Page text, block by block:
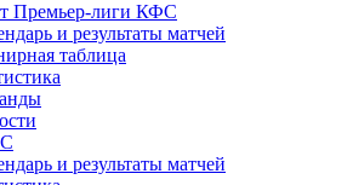
Премьер-лиги КФС
и результаты матчей
таблица
и результаты матчей